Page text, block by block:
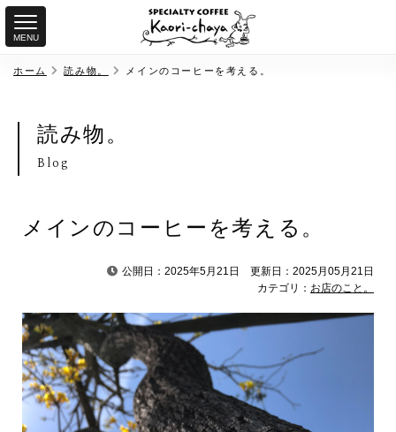
MENU
ホーム 読み物。 メインのコーヒーを考える。
読み物。
Blog
メインのコーヒーを考える。
公開日：2025年5月21日
更新日：2025月05月21日
カテゴリ： お店のこと。